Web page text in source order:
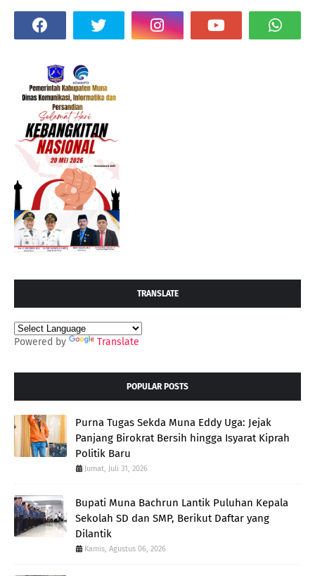
TRANSLATE
Powered by Translate
POPULAR POSTS
Purna Tugas Sekda Muna Eddy Uga: Jejak
Panjang Birokrat Bersih hingga Isyarat Kiprah
Politik Baru
Jumat, Juli 31, 2026
Bupati Muna Bachrun Lantik Puluhan Kepala
Sekolah SD dan SMP, Berikut Daftar yang
Dilantik
Kamis, Agustus 06, 2026